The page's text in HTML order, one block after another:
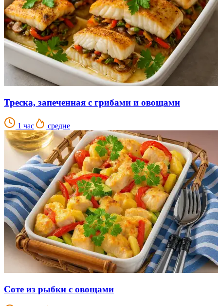
Треска, запеченная с грибами и овощами
1 час средне
Соте из рыбки с овощами